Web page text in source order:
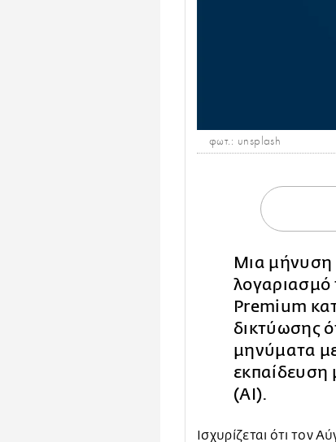
φωτ.: unsplash
Μια μήνυση
λογαριασμό
Premium
δικτύωσης
μηνύματα με
εκπαίδευση
(AI).
Ισχυρίζεται ότι τον